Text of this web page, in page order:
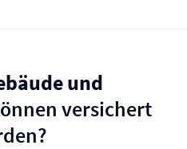
und
versichert